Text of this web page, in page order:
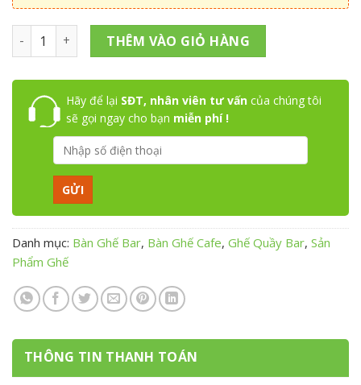
Ghế quầy bar SK 05 số lượngTHÊM VÀO GIỎ HÀNG
Hãy để lại SĐT, nhân viên tư vấncủa chúng tôi
sẽ gọi ngay cho bạn miễn phí !
Danh mục: Bàn Ghế Bar, Bàn Ghế Cafe, Ghế Quầy Bar, Sản
Phẩm Ghế
THÔNG TIN THANH TOÁN